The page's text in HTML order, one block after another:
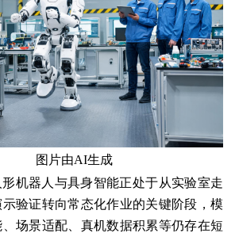
图片由AI生成
机器人与具身智能正处于从实验室走
验证转向常态化作业的关键阶段，模
场景适配、真机数据积累等仍存在短